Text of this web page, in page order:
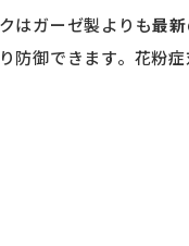
はガーゼ製よりも最
防御できます。花粉